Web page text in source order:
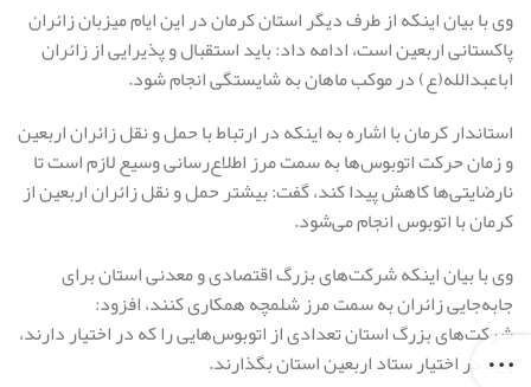
وی با بیان اینکه از طرف دیگر استان کرمان در این ایام میزبان زائران
پاکستانی اربعین است، ادامه داد: باید استقبال و پذیرایی از زائران
اباعبدالله(ع) در موکب ماهان به شایستگی انجام شود.
استاندار کرمان با اشاره به اینکه در ارتباط با حمل و نقل زائران اربعین
و زمان حرکت اتوبوس‌ها به سمت مرز اطلاع‌رسانی وسیع لازم است تا
نارضایتی‌ها کاهش پیدا کند، گفت: بیشتر حمل و نقل زائران اربعین از
کرمان با اتوبوس انجام می‌شود.
وی با بیان اینکه شرکت‌های بزرگ اقتصادی و معدنی استان برای
جابه‌جایی زائران به سمت مرز شلمچه همکاری کنند، افزود:
شرکت‌های بزرگ استان تعدادی از اتوبوس‌هایی را که در اختیار دارند،
باید در اختیار ستاد اربعین استان بگذارند.